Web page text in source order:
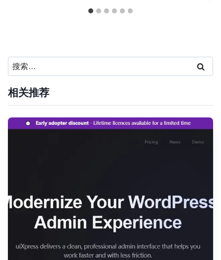
搜
索：
相关推荐